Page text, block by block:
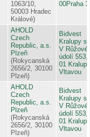
1063/10,
50003 Hradec
Králové)
00Praha 3
AHOLD
Czech
Republic, a.s.
Plzeň
(Rokycanská
2656/2, 30100
Plzeň)
Bidvest
Kralupy
V
údolí 553,
01
Vltavou
AHOLD
Czech
Republic, a.s.
Plzeň
(Rokycanská
2656/2, 30100
Plzeň)
Bidvest
Kralupy
V
údolí 553,
01
Vltavou